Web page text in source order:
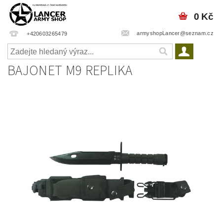
+420603265479 armyshopLancer@seznam.cz
0 Kč
BAJONET M9 REPLIKA